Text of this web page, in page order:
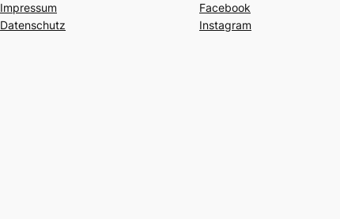
Impressum
Datenschutz
Facebook
Instagram